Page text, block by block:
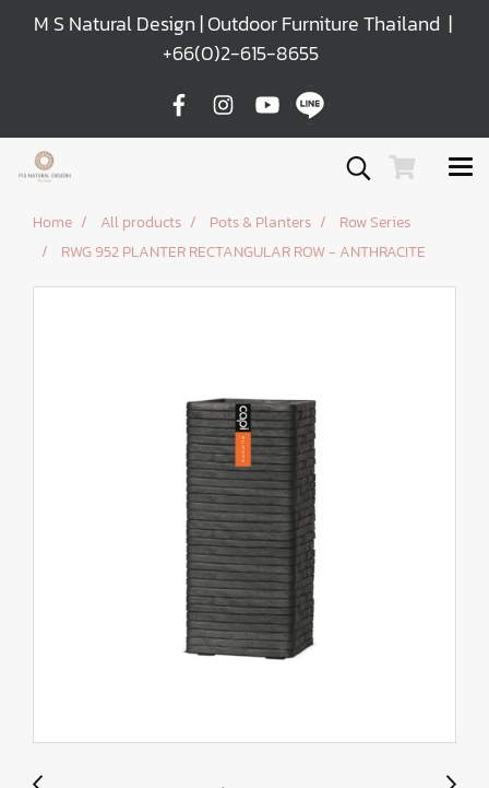
M S Natural Design | Outdoor Furniture Thailand |
+66(0)2-615-8655
Home All products Pots & Planters
Row Series
RWG 952 PLANTER RECTANGULAR ROW - ANTHRACITE